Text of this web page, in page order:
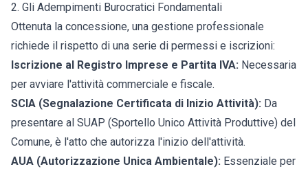
2. Gli Adempimenti Burocratici Fondamentali
Ottenuta la concessione, una gestione professionale
richiede il rispetto di una serie di permessi e iscrizioni:
Iscrizione al Registro Imprese e Partita IVA: Necessaria
per avviare l'attività commerciale e fiscale.
SCIA (Segnalazione Certificata di Inizio Attività): Da
presentare al SUAP (Sportello Unico Attività Produttive) del
Comune, è l'atto che autorizza l'inizio dell'attività.
AUA (Autorizzazione Unica Ambientale): Essenziale per